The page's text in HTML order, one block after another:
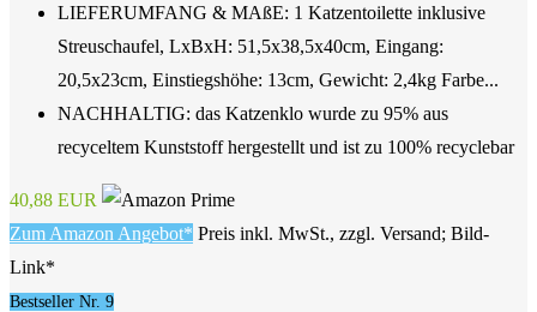
LIEFERUMFANG & MAßE: 1 Katzentoilette inklusive
Streuschaufel, LxBxH: 51,5x38,5x40cm, Eingang:
20,5x23cm, Einstiegshöhe: 13cm, Gewicht: 2,4kg Farbe...
NACHHALTIG: das Katzenklo wurde zu 95% aus
recyceltem Kunststoff hergestellt und ist zu 100% recyclebar
40,88 EUR
Zum Amazon Angebot* Preis inkl. MwSt., zzgl. Versand; Bild-
Link*
Bestseller Nr. 9